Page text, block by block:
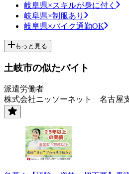
岐阜県×スキルが身に付く
岐阜県×制服あり
岐阜県×バイク通勤OK
もっと見る
土岐市の似たバイト
派遣労働者
株式会社ニッソーネット 名古屋